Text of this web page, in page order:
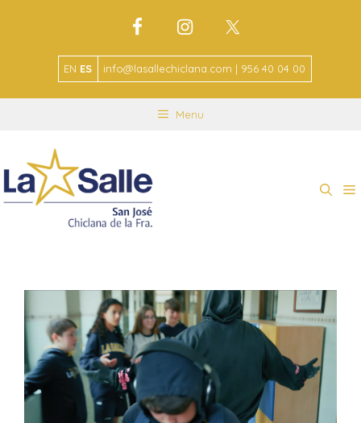
EN ES info@lasallechiclana.com | 956 40 04 00
Menu